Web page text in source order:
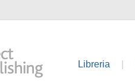
Libreria